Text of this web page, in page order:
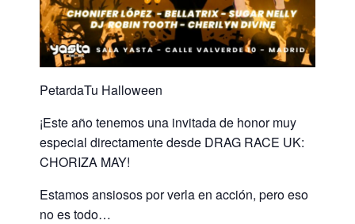
PetardaTu Halloween
¡Este año tenemos una invitada de honor muy
especial directamente desde DRAG RACE UK:
CHORIZA MAY!
Estamos ansiosos por verla en acción, pero eso
no es todo…